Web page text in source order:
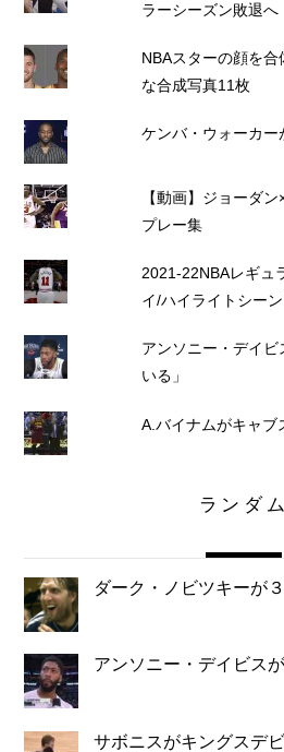
ラーシーズン敗退へ
NBAスターの顔を
な合成写真11枚
ケンバ・ウォーカー
【動画】ジョーダ
プレー集
2021-22NBAレギュ
イ/ハイライトシー
アンソニー・デイ
いる」
A.バイナムがキャブ
ランダム
ダーク・ノビツキーが
アンソニー・デイビス
サボニスがキングスデ